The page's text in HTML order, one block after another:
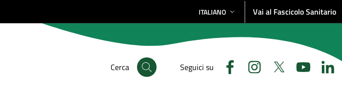
SELEZIONE LINGUA: LINGUA SELEZIONATA
ITALIANO Vai al Fascicolo Sanitario
Cerca Seguici su